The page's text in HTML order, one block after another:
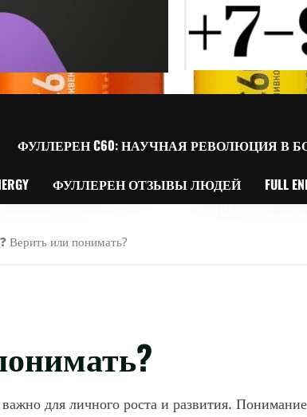
ФУЛЛЕРЕН C60: НАУЧНАЯ РЕВОЛЮЦИЯ В
ФУЛЛЕРЕН ОТЗЫВЫ ЛЮДЕЙ FULL
❓ Верить или понимать?
для личного роста и развития.